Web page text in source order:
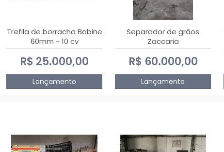
Trefila de borracha Babine
60mm - 10 cv
R$ 25.000,00
Lançamento
Separador de grãos
Zaccaria
R$ 60.000,00
Lançamento